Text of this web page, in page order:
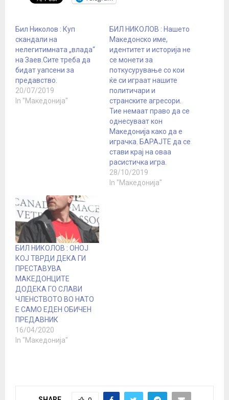
Бил Николов : Куп
скандали на
нелегитимната „влада“
на Заев.Сите треба да
бидат уапсени за
предавство.
20/07/2019
In "Македонија"
БИЛ НИКОЛОВ : Нашето
Mакедонско име,
идентитет и историја не
се монети за
поткусурување со кои
ќе си играат нашите
политичари и
странските агресори.
Тие немаат право да се
однесуваат кон
Македонија како да е
играчка. БАРАЈТЕ да се
стави крај на оваа
расистичка игра.
28/10/2019
In "Македонија"
БИЛ НИКОЛОВ : ОНОЈ
КОЈ ТВРДИ ДЕКА ГИ
ПРЕСТАВУВА
МАКЕДОНЦИТЕ
ДОДЕКА ГО СЛАВИ
ЧЛЕНСТВОТО ВО НАТО
Е САМО ЕДЕН ОБИЧЕН
ПРЕДАВНИК
16/04/2020
In "Македонија"